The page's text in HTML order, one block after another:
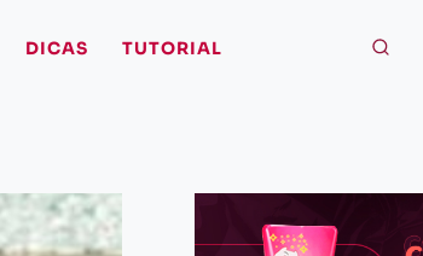
DICAS TUTORIAL